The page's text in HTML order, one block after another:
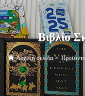
Βιβλίο
Αρχική σελίδα>